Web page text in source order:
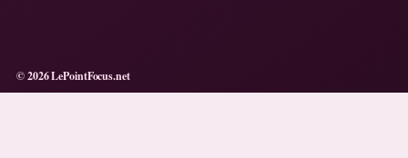
© 2026 LePointFocus.net